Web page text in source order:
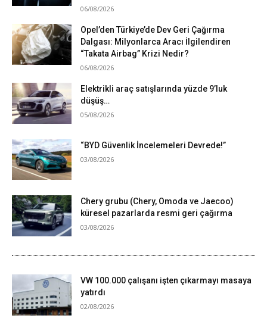
06/08/2026
Opel’den Türkiye’de Dev Geri Çağırma
Dalgası: Milyonlarca Aracı İlgilendiren
“Takata Airbag” Krizi Nedir?
06/08/2026
Elektrikli araç satışlarında yüzde 9’luk
düşüş…
05/08/2026
“BYD Güvenlik İncelemeleri Devrede!”
03/08/2026
Chery grubu (Chery, Omoda ve Jaecoo)
küresel pazarlarda resmi geri çağırma
03/08/2026
VW 100.000 çalışanı işten çıkarmayı masaya
yatırdı
02/08/2026